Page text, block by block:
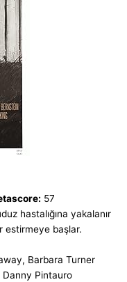
57
hastalığına yakalanır
estirmeye başlar.
Barbara Turner
Danny Pintauro